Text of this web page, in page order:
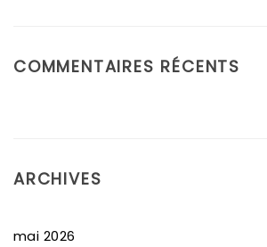
COMMENTAIRES RÉCENTS
ARCHIVES
mai 2026